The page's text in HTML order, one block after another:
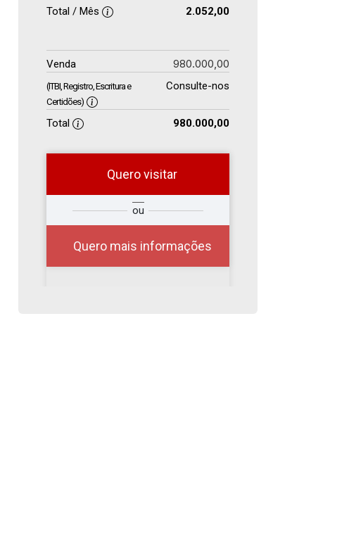
Total / Mês
2.052,00
Venda 980.000,00
(ITBI, Registro, Escritura e
Certidões)
Consulte-nos
Total 980.000,00
Quero visitar
ou
Quero mais informações
Qual o melhor dia e
horário para você?